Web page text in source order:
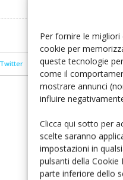
Per fornire le
cookie per
queste tecnologie
come il
mostrare annunci
influire
Clicca qui sotto per
scelte saranno
impostazioni in
pulsanti della Cookie
parte inferiore dello
Twitter Linkedin